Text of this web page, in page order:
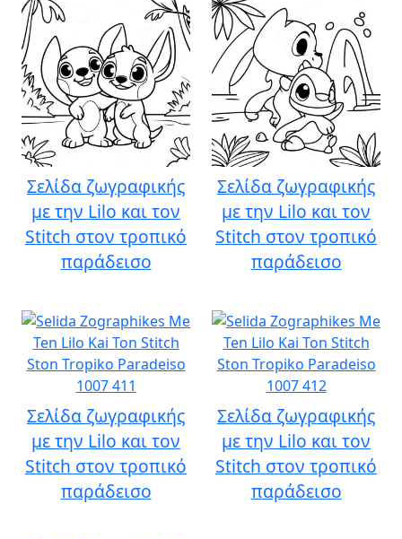
Σελίδα ζωγραφικής
με την Lilo και τον
Stitch στον τροπικό
παράδεισο
Σελίδα ζωγραφικής
με την Lilo και τον
Stitch στον τροπικό
παράδεισο
Σελίδα ζωγραφικής
με την Lilo και τον
Stitch στον τροπικό
παράδεισο
Σελίδα ζωγραφικής
με την Lilo και τον
Stitch στον τροπικό
παράδεισο